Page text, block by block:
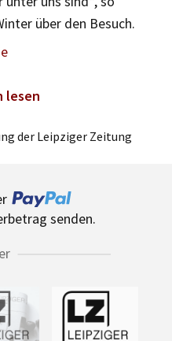
über den Besuch.
lesen
der Leipziger Zeitung
senden.